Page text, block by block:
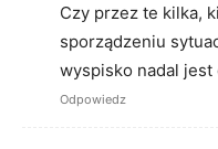
Czy przez te kilka,
sporządzeniu
wyspisko nadal jest
Odpowiedz